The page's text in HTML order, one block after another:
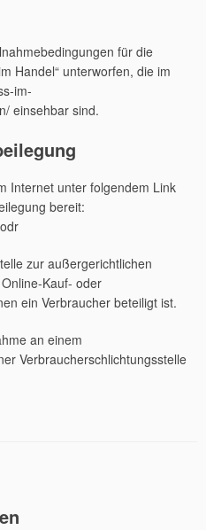
für die
Handel“ unterworfen, die im
im-
einsehbar sind.
Internet unter folgendem Link
bereit:
zur außergerichtlichen
Kauf- oder
ein Verbraucher beteiligt ist.
an einem
Verbraucherschlichtungsstelle